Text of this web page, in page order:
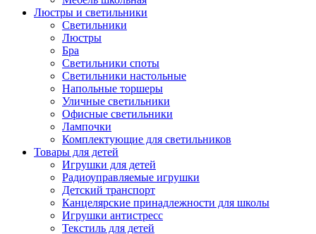
Люстры и светильники
Светильники
Люстры
Бра
Светильники споты
Светильники настольные
Напольные торшеры
Уличные светильники
Офисные светильники
Лампочки
Комплектующие для светильников
Товары для детей
Игрушки для детей
Радиоуправляемые игрушки
Детский транспорт
Канцелярские принадлежности для школы
Игрушки антистресс
Текстиль для детей